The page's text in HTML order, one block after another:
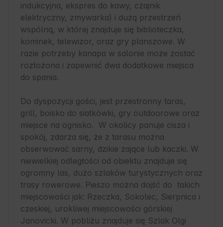
indukcyjna, ekspres do kawy, czajnik
elektryczny, zmywarka) i dużą przestrzeń
wspólną, w której znajduje się biblioteczka,
kominek, telewizor, oraz gry planszowe. W
razie potrzeby kanapa w salonie może zostać
rozłożona i zapewnić dwa dodatkowe miejsca
do spania.
Do dyspozycji gości, jest przestronny taras,
grill, boisko do siatkówki, gry outdoorowe oraz
miejsce na ognisko.  W okolicy panuje cisza i
spokój, zdarza się, że z tarasu można
obserwować sarny, dzikie zające lub kaczki. W
niewielkiej odległości od obiektu znajduje się
ogromny las, dużo szlaków turystycznych oraz
trasy rowerowe. Pieszo można dojść do  takich
miejscowości jak: Rzeczka, Sokolec, Sierpnica i
czeskiej, urokliwej miejscowości górskiej
Janovicki. W pobliżu znajduje się Szlak Olgi